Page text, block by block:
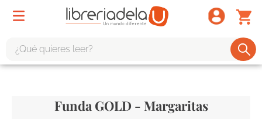
Funda GOLD - Margaritas